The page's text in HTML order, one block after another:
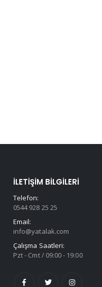
İLETIŞIM BILGILERI
Telefon:
0544 928 25 25
Email:
info@yatalak.com
Çalışma Saatleri:
Pzt - Cmt / 09:00 - 19:00